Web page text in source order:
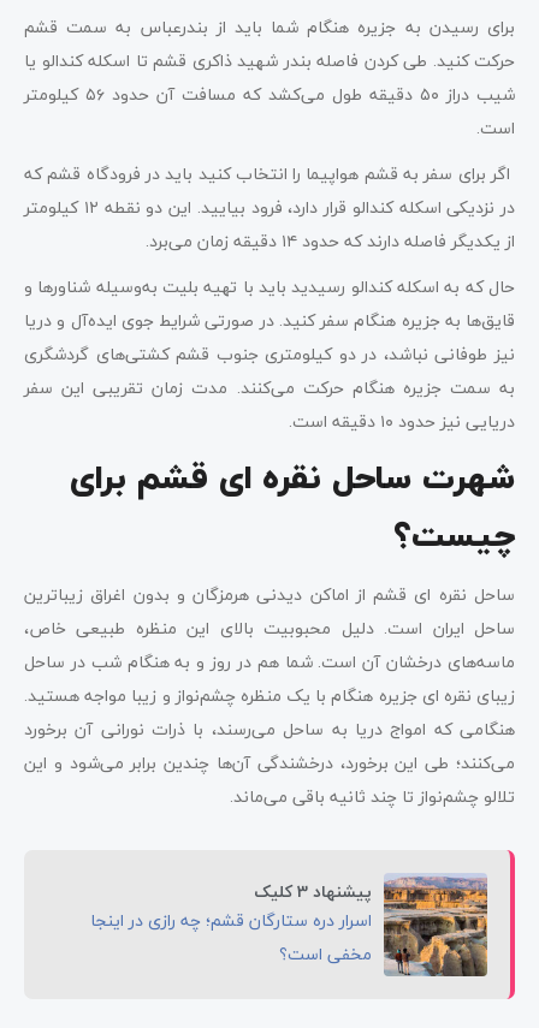
برای رسیدن به جزیره هنگام شما باید از بندرعباس به سمت قشم
حرکت کنید. طی کردن فاصله بندر شهید ذاکری قشم تا اسکله کندالو یا
شیب دراز ۵۰ دقیقه طول می‌کشد که مسافت آن حدود ۵۶ کیلومتر
است.
اگر برای سفر به قشم هواپیما را انتخاب کنید باید در فرودگاه قشم که
در نزدیکی اسکله کندالو قرار دارد، فرود بیایید. این دو نقطه ۱۲ کیلومتر
از یکدیگر فاصله دارند که حدود ۱۴ دقیقه زمان می‌برد.
حال که به اسکله کندالو رسیدید باید با تهیه بلیت به‌وسیله شناورها و
قایق‌ها به جزیره هنگام سفر کنید. در صورتی شرایط جوی ایده‌آل و دریا
نیز طوفانی نباشد، در دو کیلومتری جنوب قشم کشتی‌های گردشگری
به ‌سمت جزیره هنگام حرکت می‌کنند. مدت زمان تقریبی این سفر
دریایی نیز حدود ۱۰ دقیقه است.
شهرت ساحل نقره‌ ای قشم برای
چیست؟
ساحل نقره ‌ای قشم از اماکن دیدنی هرمزگان و بدون اغراق زیباترین
ساحل ایران است. دلیل محبوبیت بالای این منظره طبیعی خاص،
ماسه‌های درخشان آن است. شما هم در روز و به هنگام شب در ساحل
زیبای نقره‌ ای جزیره هنگام با یک منظره چشم‌نواز و زیبا مواجه هستید.
هنگامی که امواج دریا به ساحل می‌رسند، با ذرات نورانی آن برخورد
می‌کنند؛ طی این برخورد، درخشندگی آن‌ها چندین برابر می‌شود و این
تلالو چشم‌نواز تا چند ثانیه باقی می‌ماند.
پیشنهاد 3 کلیک
اسرار دره ستارگان قشم؛ چه رازی در اینجا
مخفی است؟